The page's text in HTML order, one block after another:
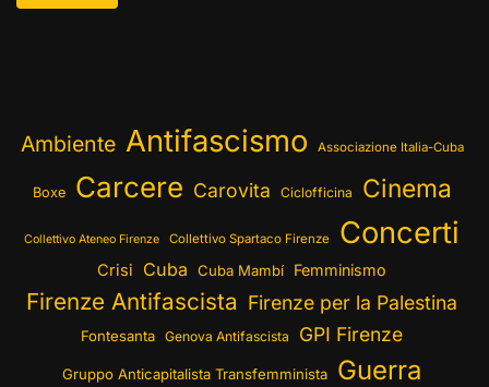
Ambiente Antifascismo Associazione Italia-Cuba
Boxe Carcere Carovita Ciclofficina Cinema
Collettivo Ateneo Firenze Collettivo Spartaco Firenze Concerti
Crisi Cuba Cuba Mambí Femminismo
Firenze Antifascista Firenze per la Palestina
Fontesanta Genova Antifascista GPI Firenze
Gruppo Anticapitalista Transfemminista Guerra